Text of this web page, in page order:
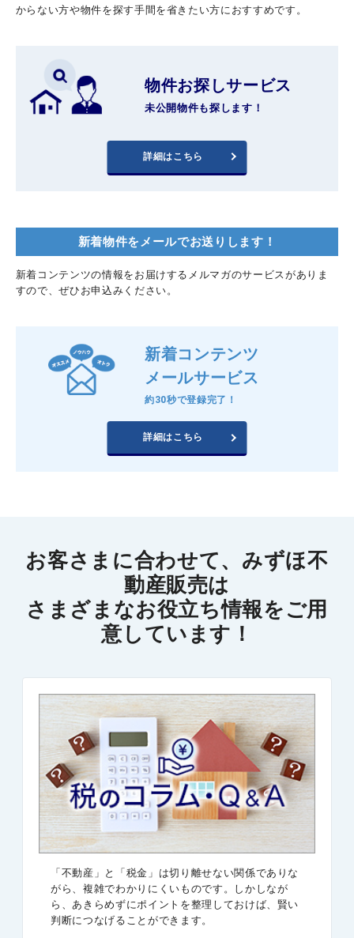
からない方や物件を探す手間を省きたい方におすすめです。
物件お探しサービス
未公開物件も探します！
詳細はこちら
新着物件をメールでお送りします！
新着コンテンツの情報をお届けするメルマガのサービスがありま
すので、ぜひお申込みください。
新着コンテンツ
メールサービス
約30秒で登録完了！
詳細はこちら
お客さまに合わせて、みずほ不
動産販売は
さまざまなお役立ち情報をご用
意しています！
「不動産」と「税金」は切り離せない関係でありな
がら、複雑でわかりにくいものです。しかしなが
ら、あきらめずにポイントを整理しておけば、賢い
判断につなげることができます。